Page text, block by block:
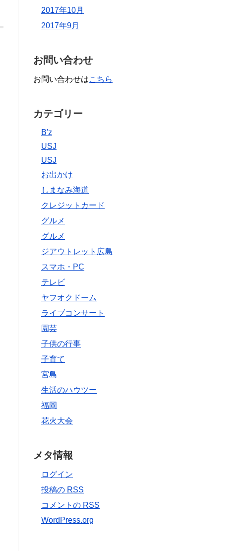
2017年10月
2017年9月
お問い合わせ
お問い合わせはこちら
カテゴリー
B'z
USJ
USJ
お出かけ
しまなみ海道
クレジットカード
グルメ
グルメ
ジアウトレット広島
スマホ・PC
テレビ
ヤフオクドーム
ライブコンサート
園芸
子供の行事
子育て
宮島
生活のハウツー
福岡
花火大会
メタ情報
ログイン
投稿の RSS
コメントの RSS
WordPress.org